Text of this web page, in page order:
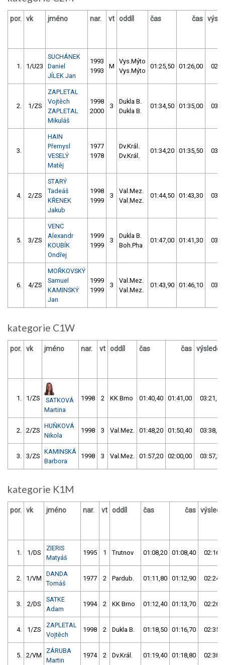
por. vk jméno nar. vt oddíl čas čas
1. 1/U23
SUCHÁNEK
Daniel
JÍLEK Jan
1993
1993
M
Vys.Mýto
Vys.Mýto
01:25,50 01:26,00
2. 1/ZS
ZAPLETAL
Vojtěch
ZAPLETAL
Mikuláš
1998
2000
3
Dukla B.
Dukla B.
01:34,50 01:35,00
3.
HAIN
Přemysl
VESELÝ
Matěj
1977
1978
Dv.Král.
Dv.Král.
01:34,20 01:35,50
4. 2/ZS
STARÝ
Tadeáš
KŘENEK
Jakub
1998
1999
3
Val.Mez.
Val.Mez.
01:44,50 01:43,30
5. 3/ZS
VENC
Alexandr
KOUBÍK
Ondřej
1999
1999
3
Dukla B.
Boh.Pha
01:47,00 01:41,30
6. 4/ZS
MOŘKOVSKÝ
Samuel
KAMINSKÝ
Jan
1999
1999
3
Val.Mez.
Val.Mez.
01:43,90 01:46,10
kategorie C1W
por. vk jméno nar. vt oddíl čas čas výsledek
1. 1/ZS
SATKOVÁ
Martina
1998 2 KK Brno 01:40,40 01:41,00 03:21,40
2. 2/ZS
HUŇKOVÁ
Nikola
1998 3 Val.Mez. 01:48,20 01:50,40 03:38,60
3. 3/ZS
KAMINSKÁ
Barbora
1998 3 Val.Mez. 01:57,20 02:00,00 03:57,20
kategorie K1M
por. vk jméno nar. vt oddíl čas čas
1. 1/DS
ZIERIS
Matyáš
1995 1 Trutnov 01:08,20 01:08,40
2. 1/VM
DANDA
Tomáš
1977 2 Pardub. 01:11,80 01:12,90
3. 2/DS
SATKE
Adam
1994 2 KK Brno 01:12,40 01:13,70
4. 1/ZS
ZAPLETAL
Vojtěch
1998 2 Dukla B. 01:18,50 01:16,70
5. 2/VM
ZÁRUBA
Martin
1974 2 Dv.Král. 01:19,40 01:18,80